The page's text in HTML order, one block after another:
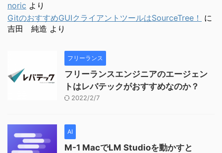
noric より
GitのおすすめGUIクライアントツールはSourceTree！
に
吉田 純造 より
フリーランス
フリーランスエンジニアのエージェン
トはレバテックがおすすめなのか？
2022/2/7
AI
M-1 MacでLM Studioを動かすと